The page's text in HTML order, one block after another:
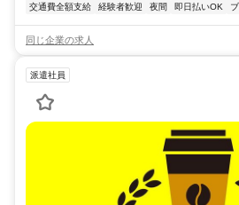
交通費全額支給
経験者歓迎 夜間 即日払いOK
同じ企業の求人
派遣社員